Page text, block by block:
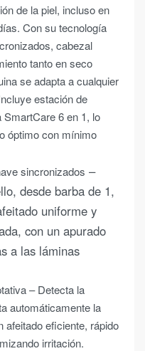
de la piel, incluso en
Con su tecnología
cabezal
tanto en seco
se adapta a cualquier
estación de
6 en 1, lo
óptimo con mínimo
sincronizados –
desde barba de 1,
uniforme y
con un apurado
a las láminas
– Detecta la
automáticamente la
afeitado eficiente, rápido
irritación.